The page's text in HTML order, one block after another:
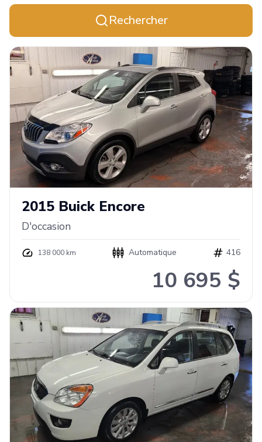
Rechercher
2015 Buick Encore
D'occasion
138 000 km Automatique 416
10 695 $